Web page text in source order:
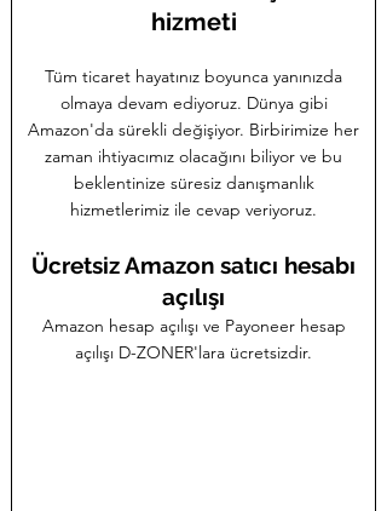
hizmeti
Tüm ticaret hayatınız boyunca yanınızda
olmaya devam ediyoruz. Dünya gibi
Amazon'da sürekli değişiyor. Birbirimize her
zaman ihtiyacımız olacağını biliyor ve bu
beklentinize süresiz danışmanlık
hizmetlerimiz ile cevap veriyoruz.
Ücretsiz Amazon satıcı hesabı
açılışı
Amazon hesap açılışı ve Payoneer hesap
açılışı D-ZONER'lara ücretsizdir.